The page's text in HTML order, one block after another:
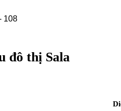
đô thị Sala